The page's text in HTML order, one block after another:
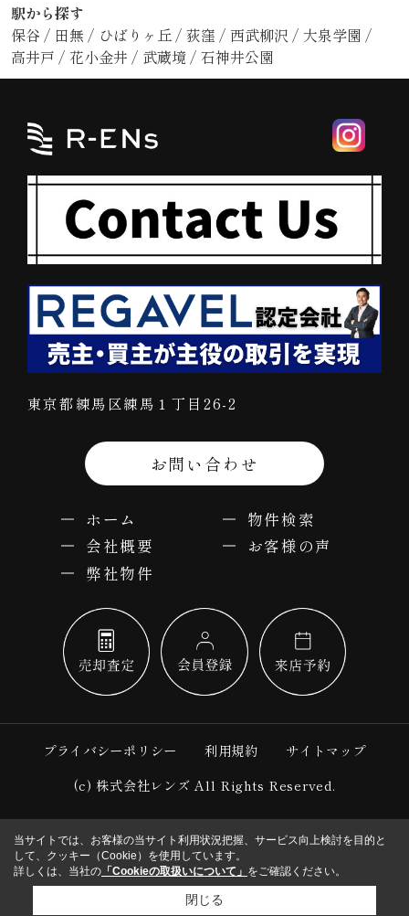
駅から探す
保谷 / 田無 / ひばりヶ丘 / 荻窪 / 西武柳沢 / 大泉学園 /
高井戸 / 花小金井 / 武蔵境 / 石神井公園
東京都練馬区練馬１丁目26-2
お問い合わせ
ホーム
物件検索
会社概要
お客様の声
弊社物件
プライバシーポリシー 利用規約
サイトマップ
(c) 株式会社レンズ All Rights Reserved.
当サイトでは、お客様の当サイト利用状況把握、サービス向上検討を目的と
して、クッキー（Cookie）を使用しています。
詳しくは、当社の 「Cookieの取扱いについて」 をご確認ください。
閉じる